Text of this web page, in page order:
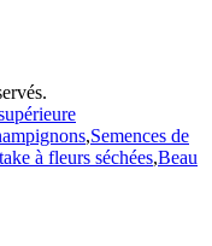
,Semences de
à fleurs séchées,Beau